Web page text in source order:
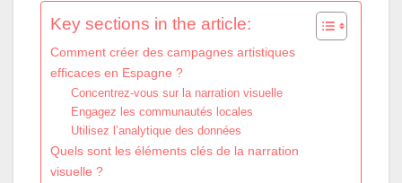
Key sections in the article:
Comment créer des campagnes artistiques
efficaces en Espagne ?
Concentrez-vous sur la narration visuelle
Engagez les communautés locales
Utilisez l’analytique des données
Quels sont les éléments clés de la narration
visuelle ?